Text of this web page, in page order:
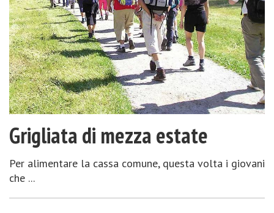
Grigliata di mezza estate
Per alimentare la cassa comune, questa volta i giovani
che ...